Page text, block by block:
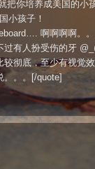
你培养成美国的小
小孩子！
啊啊啊啊。
有人扮受伤的牙
彻底，至少有视觉效
。。。[/quote]